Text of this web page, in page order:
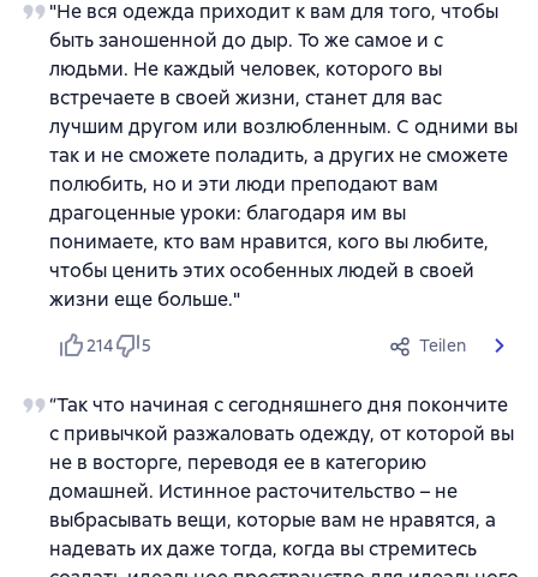
"Не вся одежда приходит к вам для того, чтобы
быть заношенной до дыр. То же самое и с
людьми. Не каждый человек, которого вы
встречаете в своей жизни, станет для вас
лучшим другом или возлюбленным. С одними вы
так и не сможете поладить, а других не сможете
полюбить, но и эти люди преподают вам
драгоценные уроки: благодаря им вы
понимаете, кто вам нравится, кого вы любите,
чтобы ценить этих особенных людей в своей
жизни еще больше."
214 5 Teilen
“Так что начиная с сегодняшнего дня покончите
с привычкой разжаловать одежду, от которой вы
не в восторге, переводя ее в категорию
домашней. Истинное расточительство – не
выбрасывать вещи, которые вам не нравятся, а
надевать их даже тогда, когда вы стремитесь